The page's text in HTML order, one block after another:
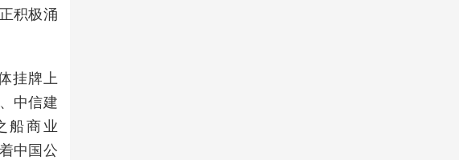
积极涌
挂牌上
中信建
船商业
中国公